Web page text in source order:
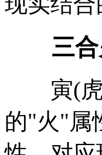
三合
寅(虎)
的"火"属